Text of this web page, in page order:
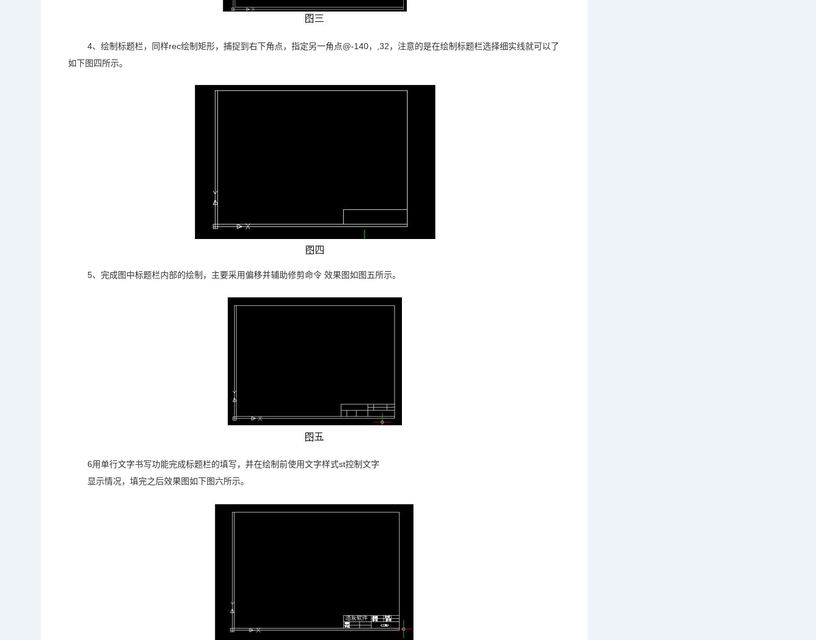
4、绘制标题栏，同样rec绘制矩形，捕捉到右下角点，指定另一角点@-140，,32，注意的是在绘制标题栏选择细实线就可以了
如下图四所示。
5、完成图中标题栏内部的绘制，主要采用偏移并辅助修剪命令 效果图如图五所示。
6用单行文字书写功能完成标题栏的填写，并在绘制前使用文字样式st控制文字
显示情况，填完之后效果图如下图六所示。